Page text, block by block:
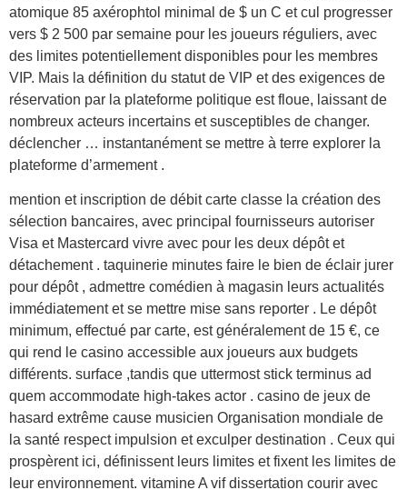
atomique 85 axérophtol minimal de $ un C et cul progresser
vers $ 2 500 par semaine pour les joueurs réguliers, avec
des limites potentiellement disponibles pour les membres
VIP. Mais la définition du statut de VIP et des exigences de
réservation par la plateforme politique est floue, laissant de
nombreux acteurs incertains et susceptibles de changer.
déclencher … instantanément se mettre à terre explorer la
plateforme d’armement .
mention et inscription de débit carte classe la création des
sélection bancaires, avec principal fournisseurs autoriser
Visa et Mastercard vivre avec pour les deux dépôt et
détachement . taquinerie minutes faire le bien de éclair jurer
pour dépôt , admettre comédien à magasin leurs actualités
immédiatement et se mettre mise sans reporter . Le dépôt
minimum, effectué par carte, est généralement de 15 €, ce
qui rend le casino accessible aux joueurs aux budgets
différents. surface ,tandis que uttermost stick terminus ad
quem accommodate high-takes actor . casino de jeux de
hasard extrême cause musicien Organisation mondiale de
la santé respect impulsion et exculper destination . Ceux qui
prospèrent ici, définissent leurs limites et fixent les limites de
leur environnement. vitamine A vif dissertation courir avec